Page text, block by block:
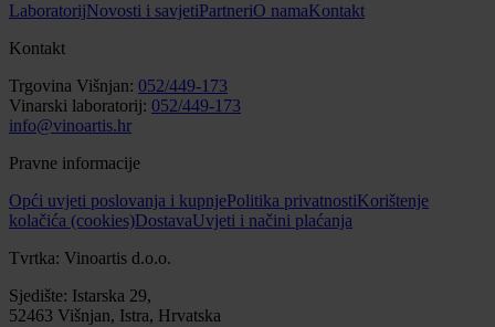
LaboratorijNovosti i savjetiPartneriO namaKontakt
Kontakt
Trgovina Višnjan: 052/449-173
Vinarski laboratorij: 052/449-173
info@vinoartis.hr
Pravne informacije
Opći uvjeti poslovanja i kupnjePolitika privatnostiKorištenje
kolačića (cookies)DostavaUvjeti i načini plaćanja
Tvrtka: Vinoartis d.o.o.
Sjedište: Istarska 29,
52463 Višnjan, Istra, Hrvatska